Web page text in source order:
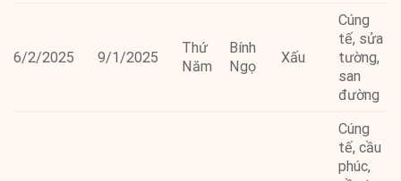
6/2/2025 9/1/2025
Thứ
Năm
Bính
Ngọ
Xấu
Cúng
tế, sửa
tường,
san
đường
Cúng
tế, cầu
phúc,